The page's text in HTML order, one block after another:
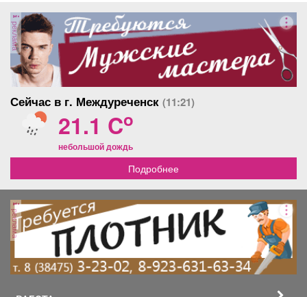
реклама
Сейчас в г. Междуреченск (11:21)
21.1 Co
небольшой дождь
Подробнее
реклама